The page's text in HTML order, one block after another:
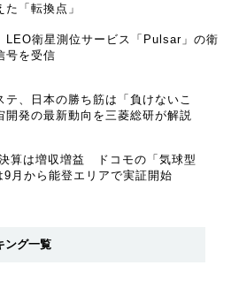
「転換点」
LEO衛星測位サービス「Pulsar」の衛
号を受信
テ、日本の勝ち筋は「負けないこ
発の最新動向を三菱総研が解説
算は増収増益 ドコモの「気球型
9月から能登エリアで実証開始
ング一覧